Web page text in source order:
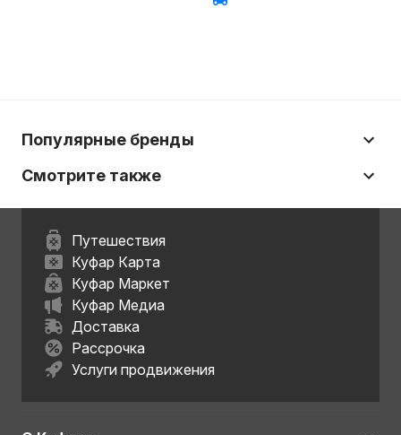
Популярные бренды
Смотрите также
Путешествия
Куфар Карта
Куфар Маркет
Куфар Медиа
Доставка
Рассрочка
Услуги продвижения